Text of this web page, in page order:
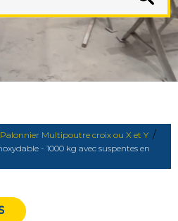
Palonnier Multipoutre croix ou X et Y /
- 1000 kg avec suspentes en